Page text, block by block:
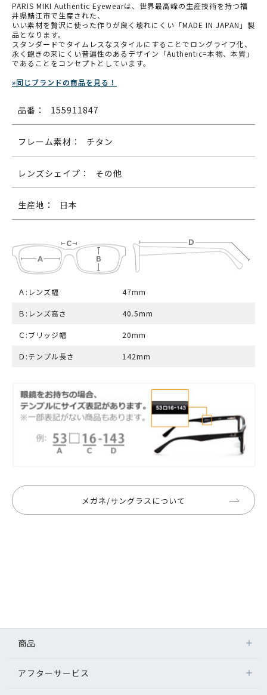
PARIS MIKI Authentic Eyewearは、世界最高峰の生産技術を持つ福
井県鯖江市で生産された、
いい素材を贅沢に使った作りが良く壊れにくい「MADE IN JAPAN」製
品となります。
スタンダードでタイムレスなスタイルにすることでロングライフ化、
永く飽きの来にくい普遍性のあるデザイン「Authentic=本物、本質」
であることをコンセプトとしています。
»同じブランドの商品を見る！
品番： 155911847
フレーム素材： チタン
レンズシェイプ： その他
生産地： 日本
Ａ:レンズ幅 47mm
Ｂ:レンズ高さ 40.5mm
Ｃ:ブリッジ幅 20mm
Ｄ:テンプル長さ 142mm
メガネ/サングラスについて
商品
アフターサービス